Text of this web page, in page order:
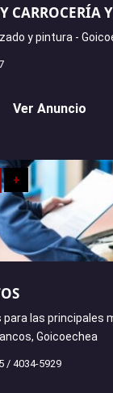
CARROCERÍA
y pintura -
Ver Anuncio
+
las principales
Goicoechea
/ 4034-5929